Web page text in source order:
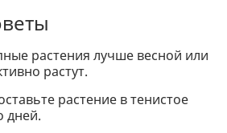
растения лучше весной или
растут.
растение в тенистое
дней.